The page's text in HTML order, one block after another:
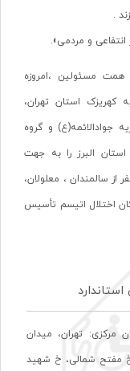
.
و مردمی».
مسئولین ،امروزه
استان تهران،
جوادالائمه(ع) و گروه
استان البرز را به جهت
، درمان ، آموزش و توانبخشی بیش از 3200 نفر از سالمندان ، معلولان،
اختلال اتیسم تأسیس
مرکزی: تهران، ميدان
مفتح شمالی، خ شهيد